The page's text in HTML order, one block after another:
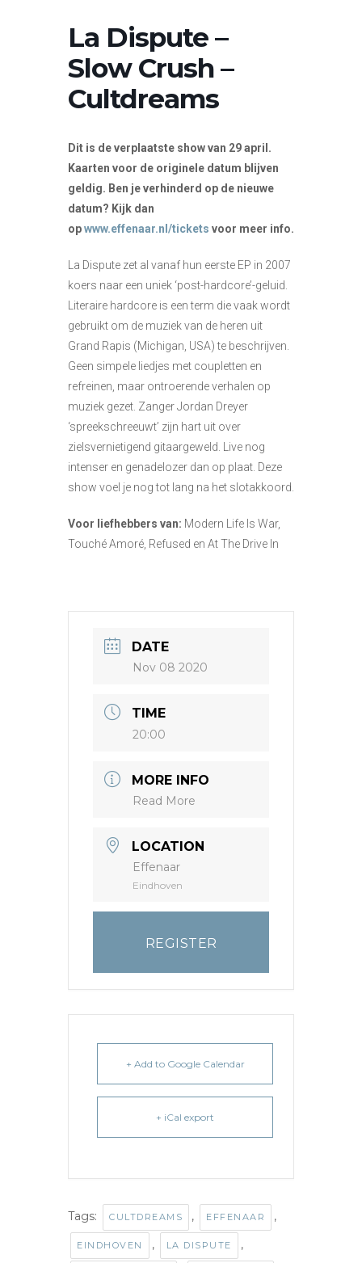
La Dispute –
Slow Crush –
Cultdreams
Dit is de verplaatste show van 29 april.
Kaarten voor de originele datum blijven
geldig. Ben je verhinderd op de nieuwe
datum? Kijk dan
opwww.effenaar.nl/tickets voor meer info.
La Dispute zet al vanaf hun eerste EP in 2007
koers naar een uniek ‘post-hardcore’-geluid.
Literaire hardcore is een term die vaak wordt
gebruikt om de muziek van de heren uit
Grand Rapis (Michigan, USA) te beschrijven.
Geen simpele liedjes met coupletten en
refreinen, maar ontroerende verhalen op
muziek gezet. Zanger Jordan Dreyer
‘spreekschreeuwt’ zijn hart uit over
zielsvernietigend gitaargeweld. Live nog
intenser en genadelozer dan op plaat. Deze
show voel je nog tot lang na het slotakkoord.
Voor liefhebbers van: Modern Life Is War,
Touché Amoré, Refused en At The Drive In
DATE
Nov 08 2020
TIME
20:00
MORE INFO
Read More
LOCATION
Effenaar
Eindhoven
REGISTER
+ Add to Google Calendar
+ iCal export
Tags: CULTDREAMS , EFFENAAR ,
EINDHOVEN , LA DISPUTE ,